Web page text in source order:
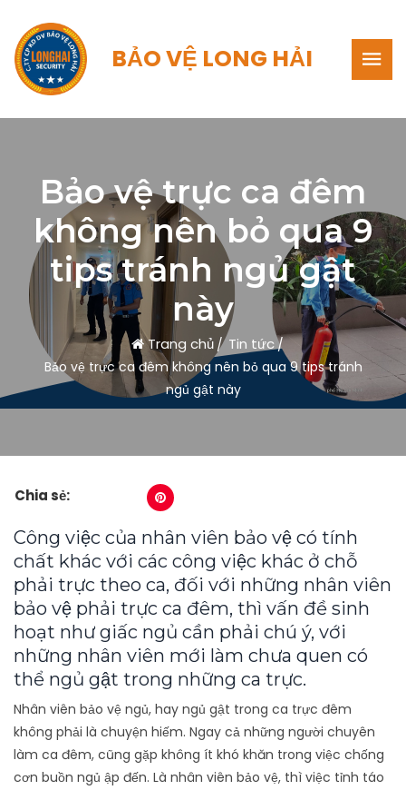
BẢO VỆ LONG HẢI
Bảo vệ trực ca đêm
không nên bỏ qua 9
tips tránh ngủ gật
này
Trang chủ Tin tức
Bảo vệ trực ca đêm không nên bỏ qua 9 tips tránh
ngủ gật này
Chia sẻ:
Công việc của nhân viên bảo vệ có tính
chất khác với các công việc khác ở chỗ
phải trực theo ca, đối với những nhân viên
bảo vệ phải trực ca đêm, thì vấn đề sinh
hoạt như giấc ngủ cần phải chú ý, với
những nhân viên mới làm chưa quen có
thể ngủ gật trong những ca trực.
Nhân viên bảo vệ ngủ, hay ngủ gật trong ca trực đêm
không phải là chuyện hiếm. Ngay cả những người chuyên
làm ca đêm, cũng gặp không ít khó khăn trong việc chống
cơn buồn ngủ ập đến. Là nhân viên bảo vệ, thì việc tỉnh táo